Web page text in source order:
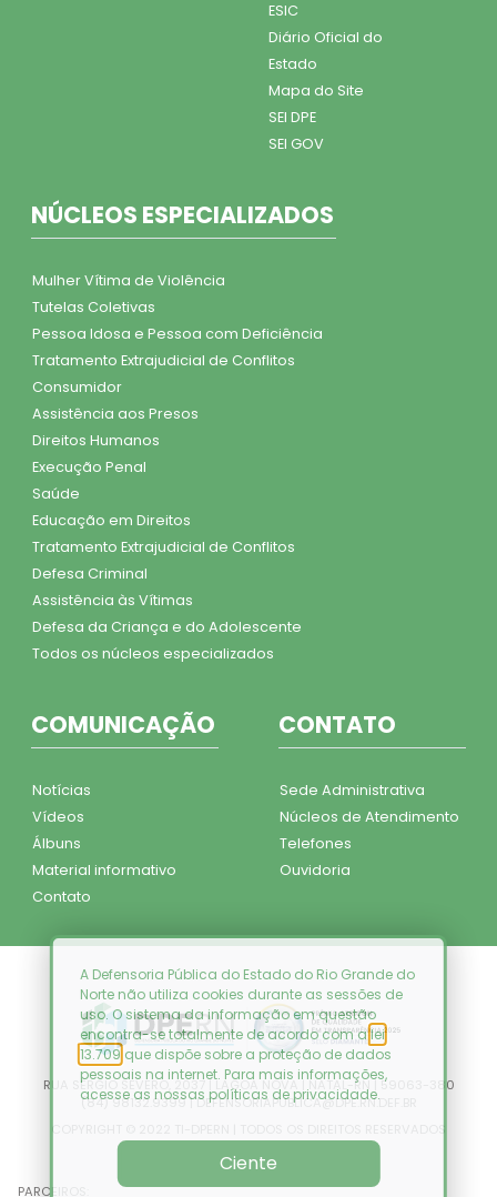
ESIC
Diário Oficial do
Estado
Mapa do Site
SEI DPE
SEI GOV
NÚCLEOS ESPECIALIZADOS
Mulher Vítima de Violência
Tutelas Coletivas
Pessoa Idosa e Pessoa com Deficiência
Tratamento Extrajudicial de Conflitos
Consumidor
Assistência aos Presos
Direitos Humanos
Execução Penal
Saúde
Educação em Direitos
Tratamento Extrajudicial de Conflitos
Defesa Criminal
Assistência às Vítimas
Defesa da Criança e do Adolescente
Todos os núcleos especializados
COMUNICAÇÃO
Notícias
Vídeos
Álbuns
Material informativo
Contato
CONTATO
Sede Administrativa
Núcleos de Atendimento
Telefones
Ouvidoria
RUA SÉRGIO SEVERO, 2037 | LAGOA NOVA | NATAL-RN | 59063-380
(84) 98132.9399 | DEFENSORIAPUBLICA@DPE.RN.DEF.BR
PARCEIROS:
A Defensoria Pública do Estado do Rio Grande do
Norte não utiliza cookies durante as sessões de
uso. O sistema da informação em questão
encontra-se totalmente de acordo com alei
13.709 que dispõe sobre a proteção de dados
pessoais na internet. Para mais informações,
acesse as nossas políticas de privacidade.
Ciente